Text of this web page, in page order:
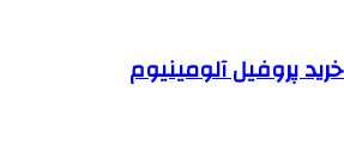
پروفیل آلومینیوم